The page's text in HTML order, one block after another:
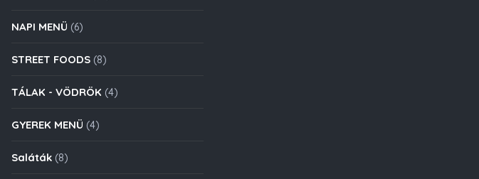
NAPI MENÜ (6)
STREET FOODS (8)
TÁLAK - VÖDRÖK (4)
GYEREK MENÜ (4)
Saláták (8)